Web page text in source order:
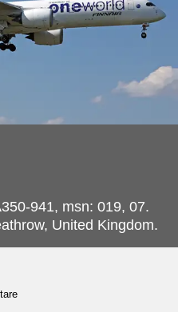
941, msn: 019, 07.
United Kingdom.